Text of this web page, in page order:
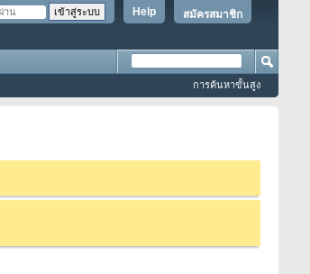
สมัครสมาชิก
Help
การค้นหาขั้นสูง